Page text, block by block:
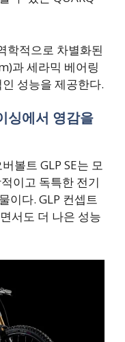
학적으로 차별화된
과 세라믹 베어링
성능을 제공한다.
싱에서 영감을
볼트 GLP SE는 모
이고 독특한 전기
이다. GLP 컨셉트
서도 더 나은 성능